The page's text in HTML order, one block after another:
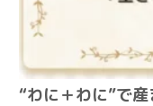
“わに＋わに”で